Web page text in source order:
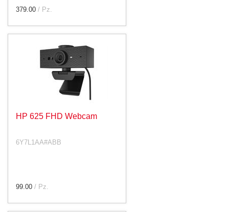
379.00 / Pz.
HP 625 FHD Webcam
6Y7L1AA#ABB
99.00 / Pz.